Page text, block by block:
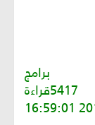
برامج
5417قراءة